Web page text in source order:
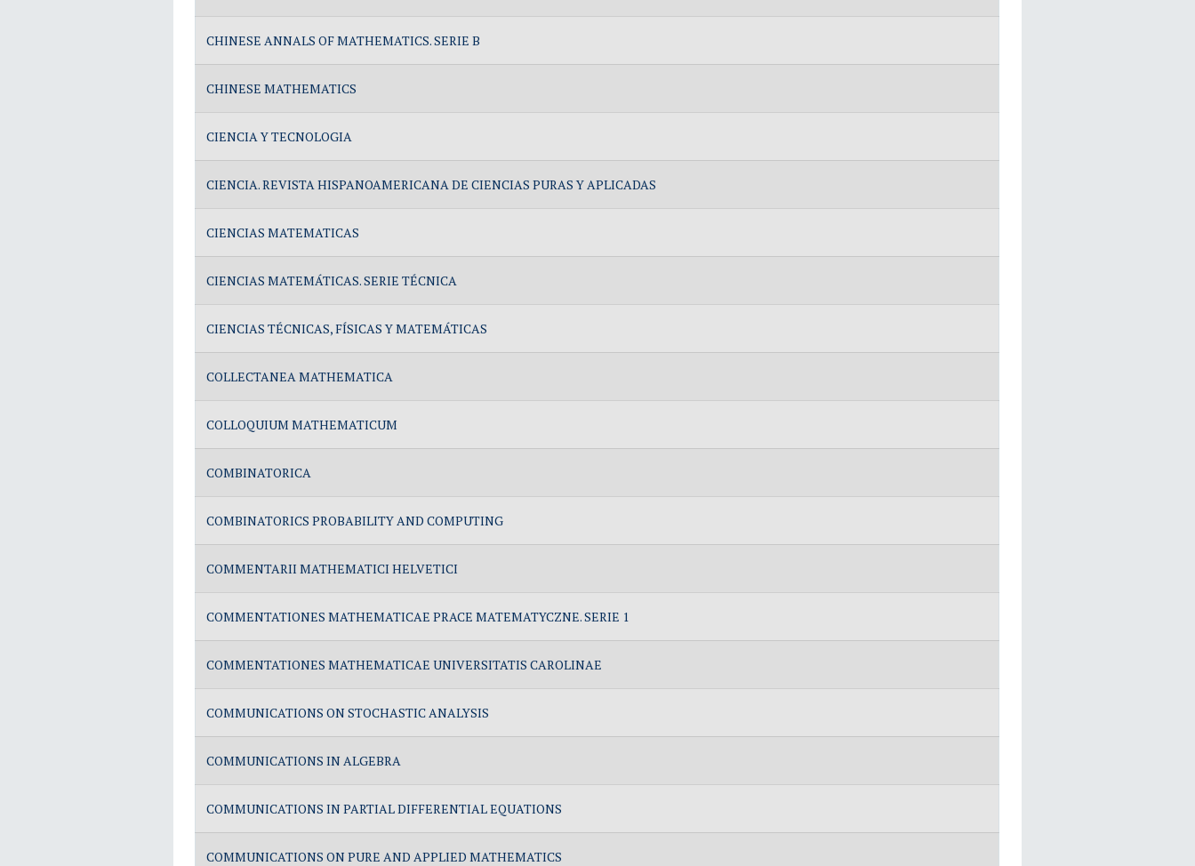
CHINESE ANNALS OF MATHEMATICS. SERIE B
CHINESE MATHEMATICS
CIENCIA Y TECNOLOGIA
CIENCIA. REVISTA HISPANOAMERICANA DE CIENCIAS PURAS Y APLICADAS
CIENCIAS MATEMATICAS
CIENCIAS MATEMÁTICAS. SERIE TÉCNICA
CIENCIAS TÉCNICAS, FÍSICAS Y MATEMÁTICAS
COLLECTANEA MATHEMATICA
COLLOQUIUM MATHEMATICUM
COMBINATORICA
COMBINATORICS PROBABILITY AND COMPUTING
COMMENTARII MATHEMATICI HELVETICI
COMMENTATIONES MATHEMATICAE PRACE MATEMATYCZNE. SERIE 1
COMMENTATIONES MATHEMATICAE UNIVERSITATIS CAROLINAE
COMMUNICATIONS ON STOCHASTIC ANALYSIS
COMMUNICATIONS IN ALGEBRA
COMMUNICATIONS IN PARTIAL DIFFERENTIAL EQUATIONS
COMMUNICATIONS ON PURE AND APPLIED MATHEMATICS